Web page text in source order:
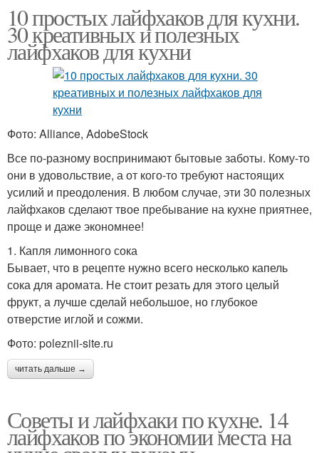
10 простых лайфхаков для кухни.
30 креативных и полезных
лайфхаков для кухни
Фото: Alliance, AdobeStock
Все по-разному воспринимают бытовые заботы. Кому-то
они в удовольствие, а от кого-то требуют настоящих
усилий и преодоления. В любом случае, эти 30 полезных
лайфхаков сделают твое пребывание на кухне приятнее,
проще и даже экономнее!
1. Капля лимонного сока
Бывает, что в рецепте нужно всего несколько капель
сока для аромата. Не стоит резать для этого целый
фрукт, а лучше сделай небольшое, но глубокое
отверстие иглой и сожми.
Фото: poleznii-site.ru
читать дальше →
Советы и лайфхаки по кухне. 14
лайфхаков по экономии места на